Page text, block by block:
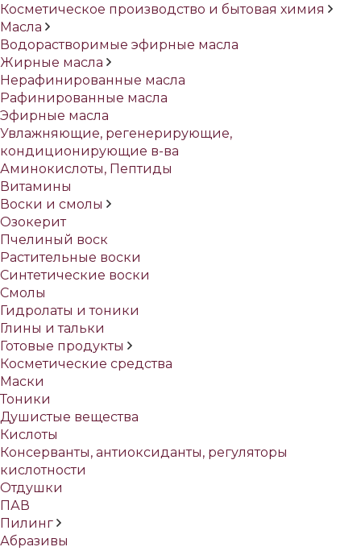
Косметическое производство и бытовая химия
Масла
Водорастворимые эфирные масла
Жирные масла
Нерафинированные масла
Рафинированные масла
Эфирные масла
Увлажняющие, регенерирующие,
кондиционирующие в-ва
Аминокислоты, Пептиды
Витамины
Воски и смолы
Озокерит
Пчелиный воск
Растительные воски
Синтетические воски
Смолы
Гидролаты и тоники
Глины и тальки
Готовые продукты
Косметические средства
Маски
Тоники
Душистые вещества
Кислоты
Консерванты, антиоксиданты, регуляторы
кислотности
Отдушки
ПАВ
Пилинг
Абразивы